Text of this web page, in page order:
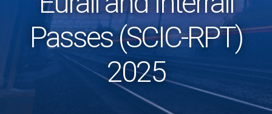
Passes (SCIC-RPT)
2025